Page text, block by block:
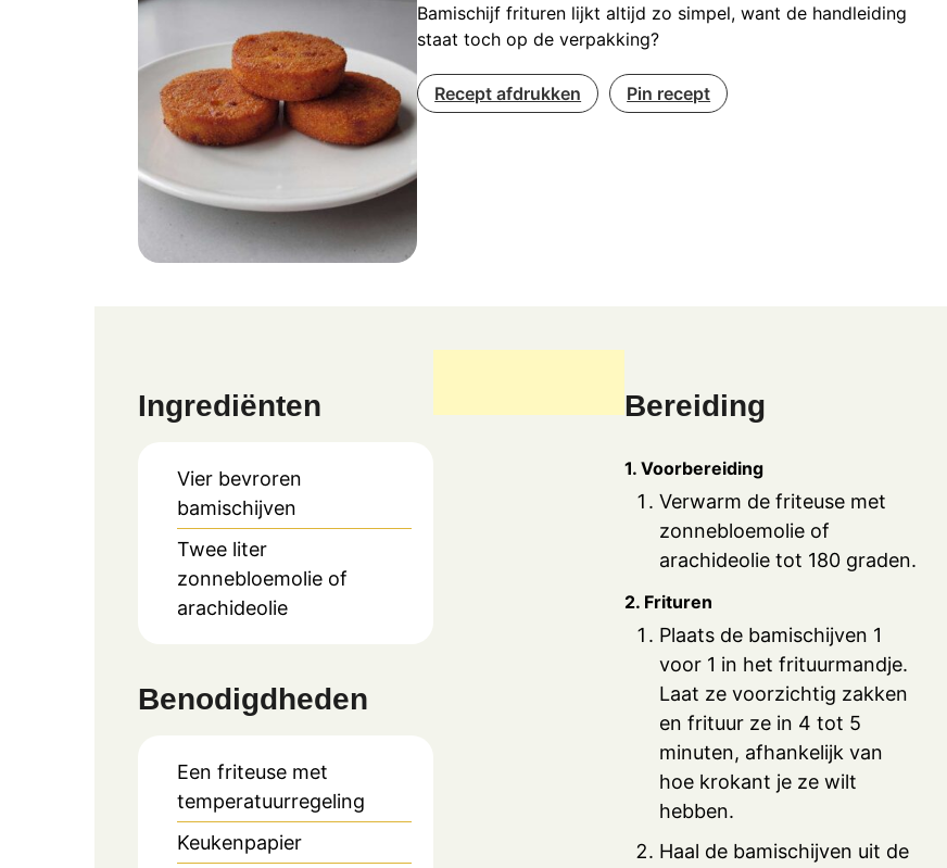
Bamischijf frituren lijkt altijd zo simpel, want de handleiding
staat toch op de verpakking?
Recept afdrukken Pin recept
Ingrediënten
Vier bevroren
bamischijven
Twee liter
zonnebloemolie of
arachideolie
Benodigdheden
Een friteuse met
temperatuurregeling
Keukenpapier
Bereiding
1. Voorbereiding
Verwarm de friteuse met
zonnebloemolie of
arachideolie tot 180 graden.
2. Frituren
Plaats de bamischijven 1
voor 1 in het frituurmandje.
Laat ze voorzichtig zakken
en frituur ze in 4 tot 5
minuten, afhankelijk van
hoe krokant je ze wilt
hebben.
Haal de bamischijven uit de